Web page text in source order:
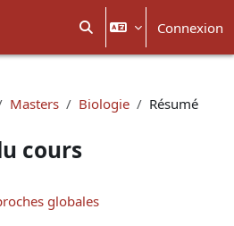
Activer/désactiver la
Connexion
Masters Biologie Résumé
cours
globales